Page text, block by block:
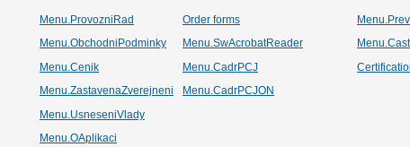
Menu.ProvozniRad Order forms
Menu.ObchodniPodminky
Menu.SwAcrobatReader
Menu.Cenik Menu.CadrPCJ
Menu.ZastavenaZverejneni
Menu.CadrPCJON
Menu.UsneseniVlady
Menu.OAplikaci